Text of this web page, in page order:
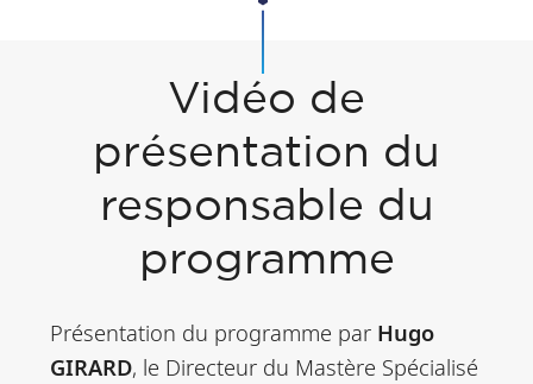
Vidéo de
présentation du
responsable du
programme
Présentation du programme par Hugo
GIRARD, le Directeur du Mastère Spécialisé